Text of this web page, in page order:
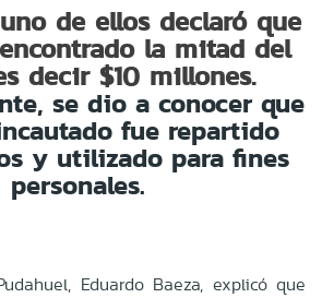
de ellos declaró que
la mitad del
decir $10 millones.
se dio a conocer que
fue repartido
y utilizado para fines
personales.
Eduardo Baeza, explicó que